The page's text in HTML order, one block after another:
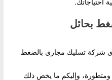
احتياجاتك.
بحائل
شركة تسليك مجاري بالضغط
وإليكم ما يخص ذلك